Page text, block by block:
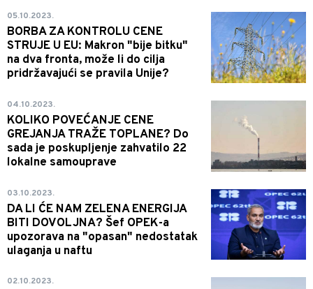
05.10.2023.
BORBA ZA KONTROLU CENE
STRUJE U EU: Makron "bije bitku"
na dva fronta, može li do cilja
pridržavajući se pravila Unije?
04.10.2023.
KOLIKO POVEĆANJE CENE
GREJANJA TRAŽE TOPLANE? Do
sada je poskupljenje zahvatilo 22
lokalne samouprave
03.10.2023.
DA LI ĆE NAM ZELENA ENERGIJA
BITI DOVOLJNA? Šef OPEK-a
upozorava na "opasan" nedostatak
ulaganja u naftu
02.10.2023.